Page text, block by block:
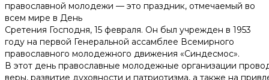
Деятельность
Новости
православной молодежи — это праздник, отмечаемый во
всем мире в День
Сретения Господня, 15 февраля. Он был учрежден в 1953
году на первой Генеральной ассамблее Всемирного
православного молодежного движения «Синдесмос».
В этот день православные молодежные организации
веры, развитие духовности и патриотизма, а также на